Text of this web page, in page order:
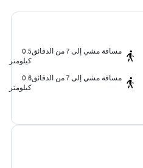
مسافة مشي إلى 7 من الدقائق
0.5
كيلومتر
مسافة مشي إلى 7 من الدقائق
0.6
كيلومتر